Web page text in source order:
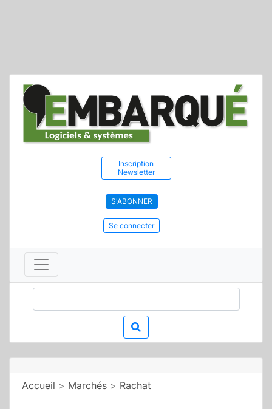
Inscription
Newsletter
S'ABONNER
Se connecter
Accueil > Marchés > Rachat